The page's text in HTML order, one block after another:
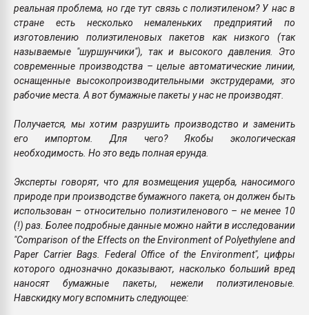
реальная проблема, но где тут связь с полиэтиленом? У нас в
стране есть несколько немаленьких предприятий по
изготовлению полиэтиленовых пакетов как низкого (так
называемые "шуршунчики"), так и высокого давления. Это
современные производства – целые автоматические линии,
оснащенные высокопроизводительными экструдерами, это
рабочие места. А вот бумажные пакеты у нас не производят.
Получается, мы хотим разрушить производство и заменить
его импортом. Для чего? Якобы экологическая
необходимость. Но это ведь полная ерунда.
Эксперты говорят, что для возмещения ущерба, наносимого
природе при производстве бумажного пакета, он должен быть
использован – относительно полиэтиленового – не менее 10
(!) раз. Более подробные данные можно найти в исследовании
"Comparison of the Effects on the Environment of Polyethylene and
Paper Carrier Bags. Federal Office of the Environment", цифры
которого однозначно доказывают, насколько больший вред
наносят бумажные пакеты, нежели полиэтиленовые.
Навскидку могу вспомнить следующее: